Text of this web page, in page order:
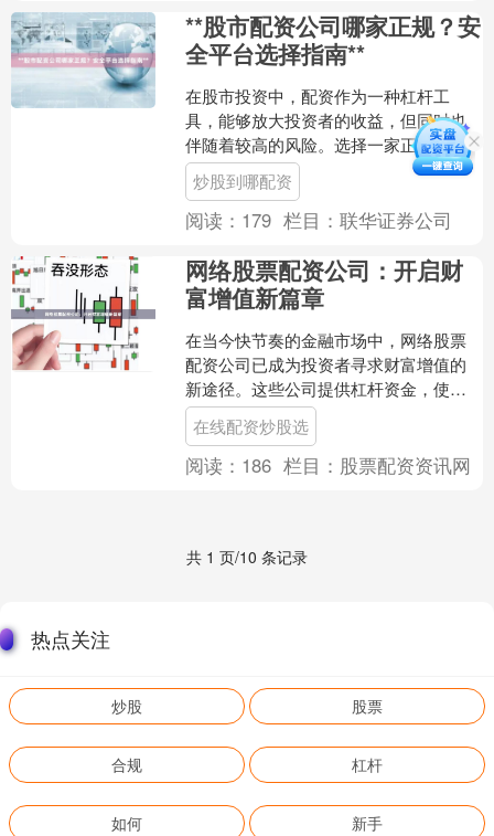
**股市配资公司哪家正规？安
全平台选择指南**
在股市投资中，配资作为一种杠杆工
具，能够放大投资者的收益，但同时也
伴随着较高的风险。选择一家正规、安
全的配资公司，是保障资金安全和投资
顺利的第一步。本文将为您提....
炒股到哪配资
阅读： 179 栏目：联华证券公司
网络股票配资公司：开启财
富增值新篇章
在当今快节奏的金融市场中，网络股票
配资公司已成为投资者寻求财富增值的
新途径。这些公司提供杠杆资金，使投
资者能够放大其投资，从而获得更高的
潜在回报。 网络股票配资....
在线配资炒股选
阅读： 186 栏目： 股票配资资讯网
共 1 页/10 条记录
热点关注
炒股 股票
合规 杠杆
如何 新手